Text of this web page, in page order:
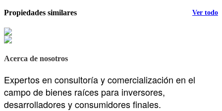
Propiedades similares Ver todo
Acerca de nosotros
Expertos en consultoría y comercialización en el
campo de bienes raíces para inversores,
desarrolladores y consumidores finales.